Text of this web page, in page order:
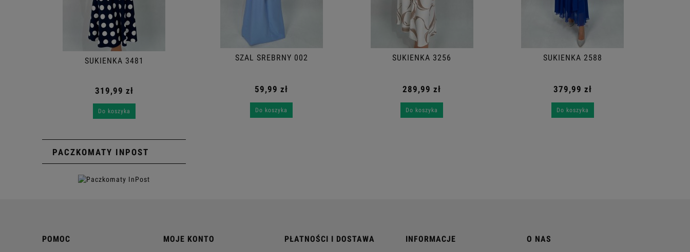
SUKIENKA 3481
319,99 zł
Do koszyka
PACZKOMATY INPOST
SUKIENKA 3367
359,99 zł
Do koszyka
SZAL SREBRNY 002
59,99 zł
Do koszyka
SUKIENKA 3256
289,99 zł
Do koszyka
SUKIENKA 2588
379,99 zł
Do koszyka
POMOC MOJE KONTO PŁATNOŚCI I DOSTAWA INFORMACJE O NAS